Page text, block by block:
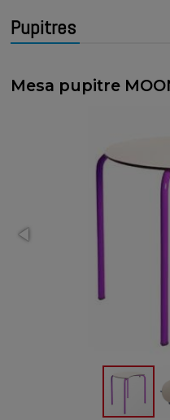
Pupitres
Mesa pupitre